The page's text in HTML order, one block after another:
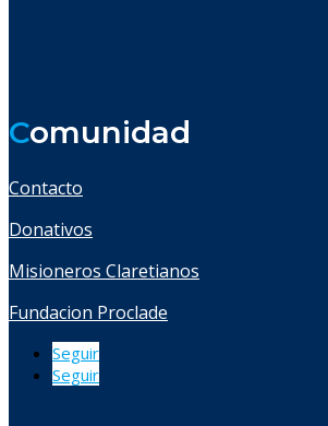
Comunidad
Contacto
Donativos
Misioneros Claretianos
Fundacion Proclade
Seguir
Seguir